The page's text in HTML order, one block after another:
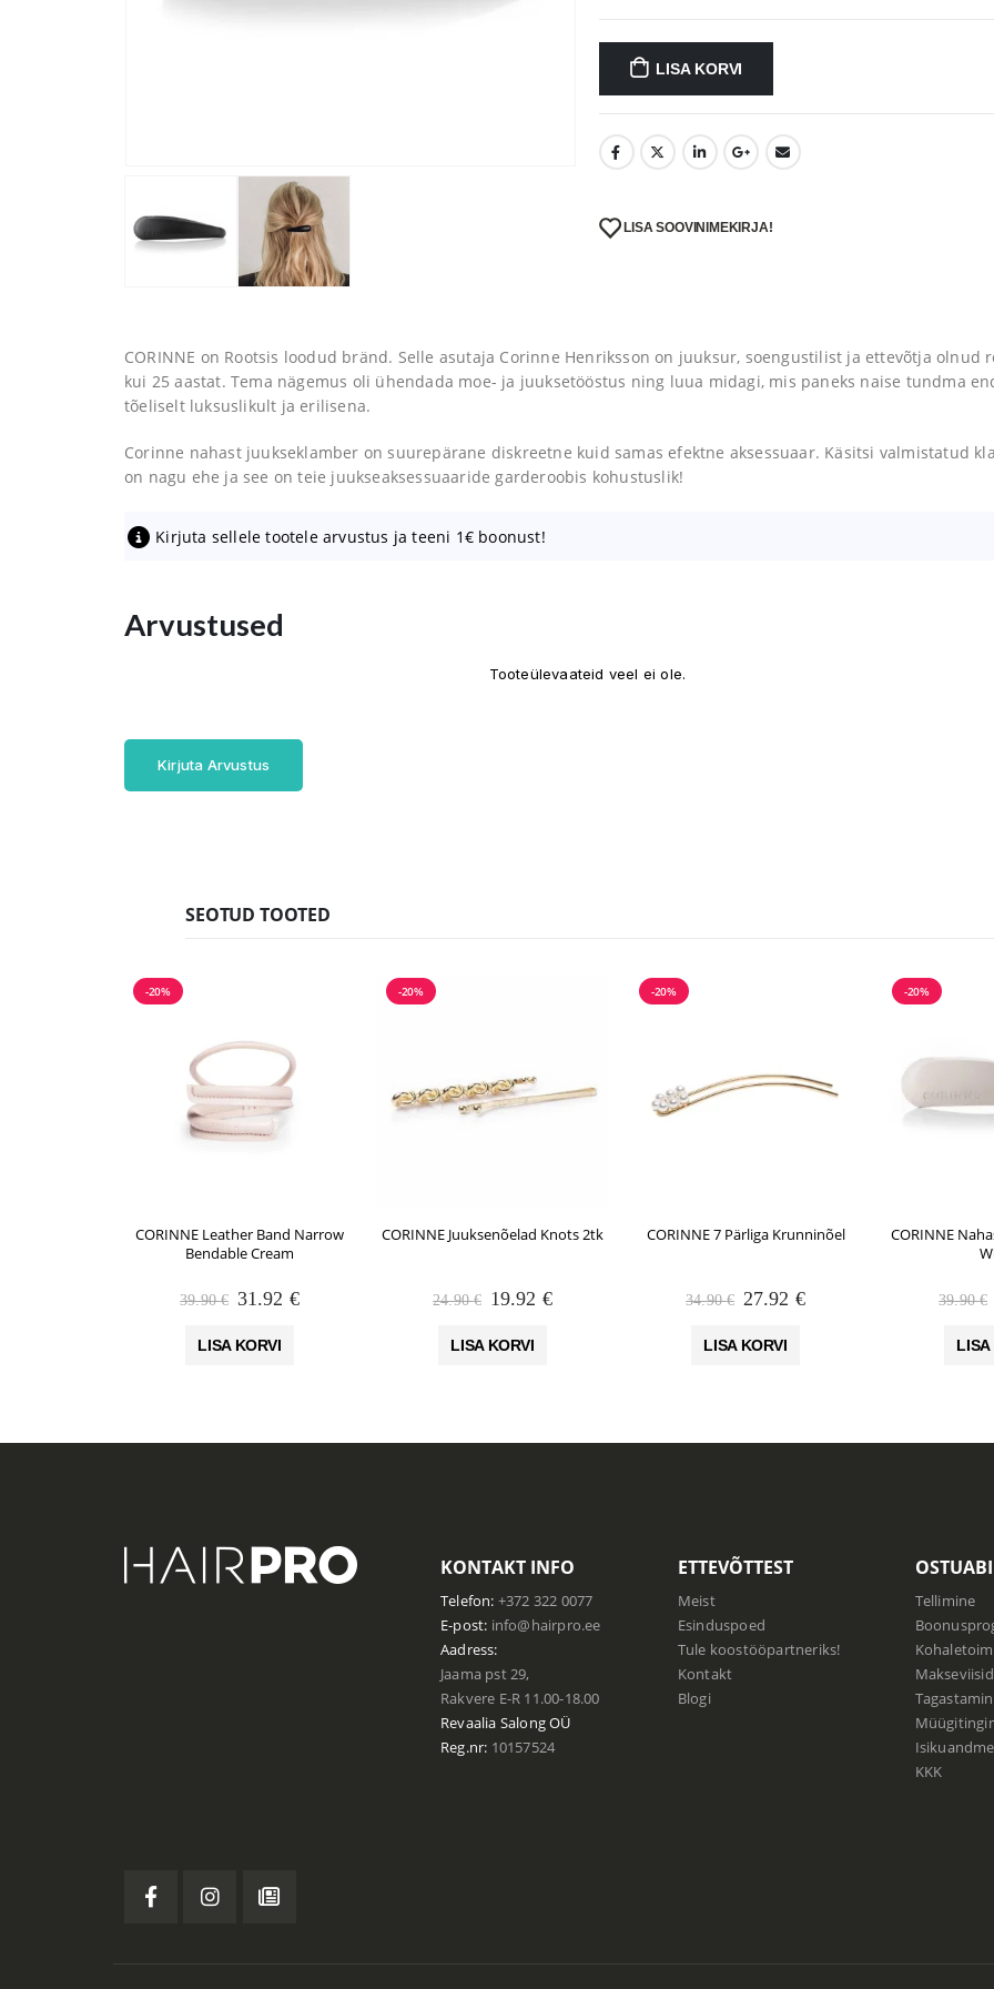
LISA KORVI
LISA SOOVINIMEKIRJA!
CORINNE on Rootsis loodud bränd. Selle asutaja Corinne Henriksson on juuksur, soengustilist ja ettevõtja olnud
kui 25 aastat. Tema nägemus oli ühendada moe- ja juuksetööstus ning luua midagi, mis paneks naise tundma
tõeliselt luksuslikult ja erilisena.
Corinne nahast juukseklamber on suurepärane diskreetne kuid samas efektne aksessuaar. Käsitsi valmistatud
on nagu ehe ja see on teie juukseaksessuaaride garderoobis kohustuslik!
Kirjuta sellele tootele arvustus ja teeni 1€ boonust!
Arvustused
Tooteülevaateid veel ei ole.
Kirjuta Arvustus
SEOTUD TOOTED
-20%
CORINNE Leather Band Narrow
Bendable Cream
39.90€ Algne
oli:
39.90 €.
31.92 €Praegune
LISA KORVI
-20%
CORINNE Juuksenõelad Knots 2tk
24.90€ Algne
oli:
24.90 €.
19.92 €Praegune
LISA KORVI
-20%
CORINNE 7 Pärliga Krunninõel
34.90€ Algne
oli:
34.90 €.
27.92 €Praegune
LISA KORVI
-20%
CORINNE
39.90€
LISA
KONTAKT INFO
Telefon: +372 322 0077
E-post: info@hairpro.ee
Aadress:
Jaama pst 29,
Rakvere E-R 11.00-18.00
Revaalia SalongOÜ
Reg.nr: 10157524
ETTEVÕTTEST
Meist
Esinduspoed
Tule koostööpartneriks!
Kontakt
Blogi
OSTUABI
Tellimine
Makseviisid
KKK